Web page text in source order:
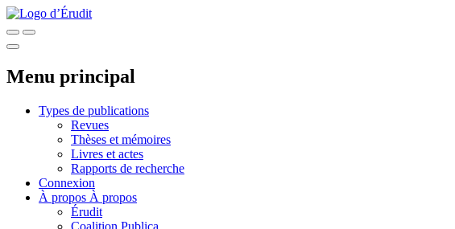
Menu principal
Types de publications
Revues
Thèses et mémoires
Livres et actes
Rapports de recherche
Connexion
À propos À propos
Érudit
Coalition Publica